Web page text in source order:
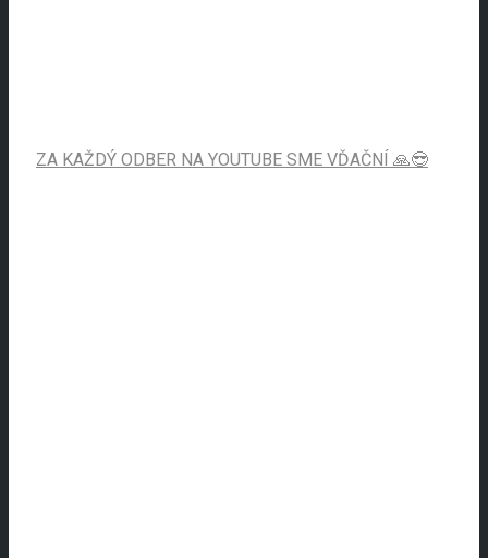
ZA KAŽDÝ ODBER NA YOUTUBE SME VĎAČNÍ 🙏😎